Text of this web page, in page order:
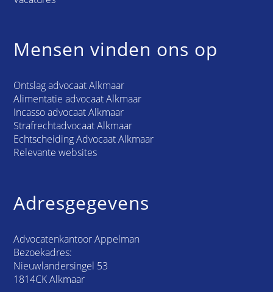
Mensen vinden ons op
Ontslag advocaat Alkmaar
Alimentatie advocaat Alkmaar
Incasso advocaat Alkmaar
Strafrechtadvocaat Alkmaar
Echtscheiding Advocaat Alkmaar
Relevante websites
Adresgegevens
Advocatenkantoor Appelman
Bezoekadres:
Nieuwlandersingel 53
1814CK Alkmaar